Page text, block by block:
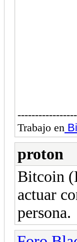
Trabajo en
proton
Bitcoin
actuar
persona.